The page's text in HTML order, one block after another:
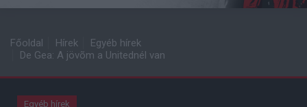
Főoldal Hírek
Egyéb hírek
De Gea: A jövõm a Unitednél van
Egyéb hírek